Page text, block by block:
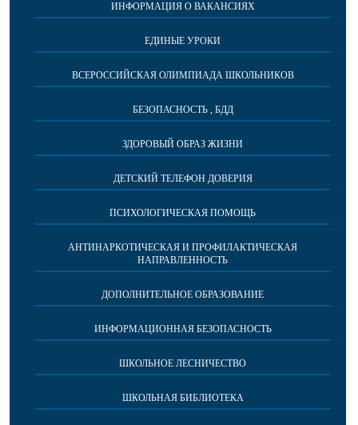
ИНФОРМАЦИЯ О ВАКАНСИЯХ
ЕДИНЫЕ УРОКИ
ВСЕРОССИЙСКАЯ ОЛИМПИАДА ШКОЛЬНИКОВ
БЕЗОПАСНОСТЬ , БДД
ЗДОРОВЫЙ ОБРАЗ ЖИЗНИ
ДЕТСКИЙ ТЕЛЕФОН ДОВЕРИЯ
ПСИХОЛОГИЧЕСКАЯ ПОМОЩЬ
АНТИНАРКОТИЧЕСКАЯ И ПРОФИЛАКТИЧЕСКАЯ
НАПРАВЛЕННОСТЬ
ДОПОЛНИТЕЛЬНОЕ ОБРАЗОВАНИЕ
ИНФОРМАЦИОННАЯ БЕЗОПАСНОСТЬ
ШКОЛЬНОЕ ЛЕСНИЧЕСТВО
ШКОЛЬНАЯ БИБЛИОТЕКА